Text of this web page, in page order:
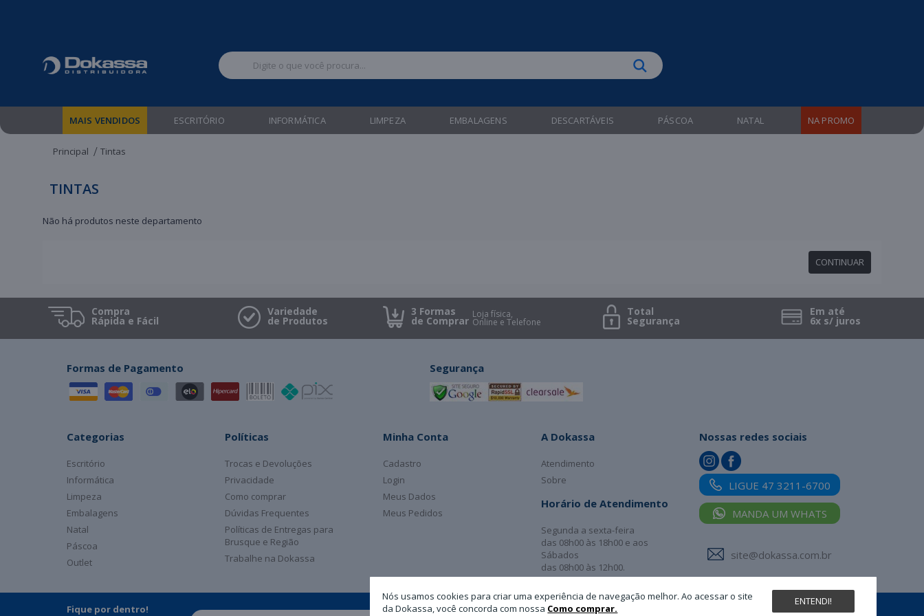
MAIS VENDIDOS ESCRITÓRIO INFORMÁTICA LIMPEZA EMBALAGENS DESCARTÁVEIS PÁSCOA NATAL NA PROMO
Principal Tintas
TINTAS
Não há produtos neste departamento
CONTINUAR
Compra
Rápida e Fácil
Variedade
de Produtos
3 Formas
de Comprar Loja física,
Online e Telefone
Total
Segurança
Em até
6x s/ juros
Nós usamos cookies para criar uma experiência de navegação melhor. Ao acessar o site
da Dokassa, você concorda com nossa Como comprar.
ENTENDI!
Formas de Pagamento Segurança
Categorias
Escritório
Informática
Limpeza
Embalagens
Natal
Páscoa
Outlet
Políticas
Trocas e Devoluções
Privacidade
Como comprar
Dúvidas Frequentes
Políticas de Entregas para
Brusque e Região
Trabalhe na Dokassa
Minha Conta
Cadastro
Login
Meus Dados
Meus Pedidos
A Dokassa
Atendimento
Sobre
Horário de Atendimento
Segunda a sexta-feira
das 08h00 às 18h00 e aos
Sábados
das 08h00 às 12h00.
Nossas redes sociais
LIGUE 47 3211-6700
MANDA UM WHATS
site@dokassa.com.br
Fique por dentro!